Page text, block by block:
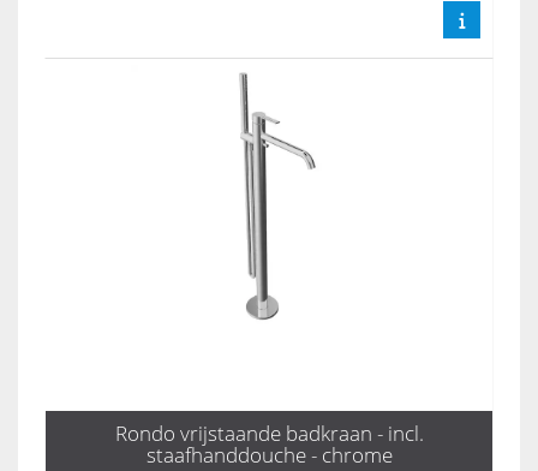
Rondo vrijstaande badkraan - incl.
staafhanddouche - chrome